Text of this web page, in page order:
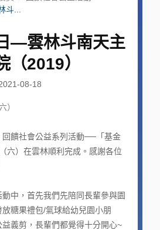
...
—雲林斗南天主
（2019）
08-18
）
饋社會公益系列活動──「基金
六）在雲林順利完成。感謝各位
，首先我們先陪同長輩參與園
糖果禮包/氣球給幼兒園小朋
義剪，長輩們都覺得十分開心~